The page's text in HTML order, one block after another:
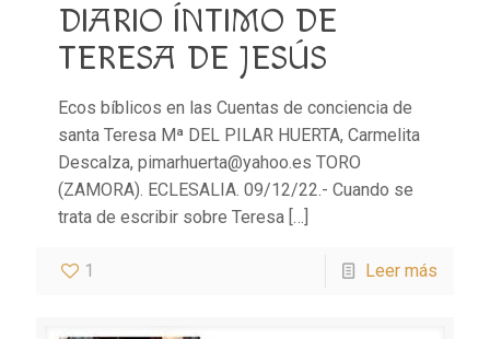
DIARIO ÍNTIMO DE
TERESA DE JESÚS
Ecos bíblicos en las Cuentas de conciencia de
santa Teresa Mª DEL PILAR HUERTA, Carmelita
Descalza, pimarhuerta@yahoo.es TORO
(ZAMORA). ECLESALIA. 09/12/22.- Cuando se
trata de escribir sobre Teresa […]
1 Leer más